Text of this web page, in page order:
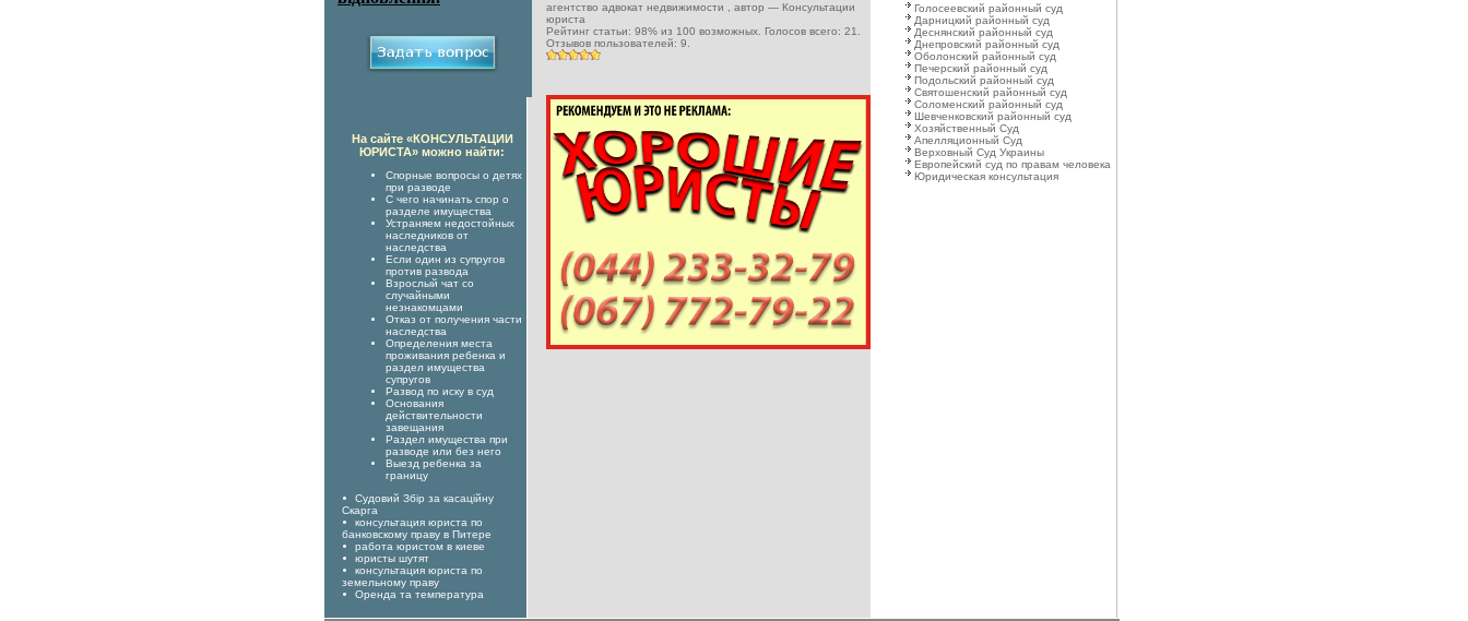
агентство адвокат недвижимости
, автор — Консультации
юриста
Рейтинг статьи: 98% из 100 возможных. Голосов всего: 21
Отзывов пользователей: 9
Голосеевский районный cуд
Дарницкий районный cуд
Деснянский районный cуд
Днепровский районный cуд
Оболонский районный суд
Печерский районный cуд
Подольский районный cуд
Святошенский районный cуд
Соломенский районный cуд
Шевченковский районный cуд
Хозяйственный Суд
Апелляционный Суд
Верховный Суд Украины
Европейский суд по правам человека
Юридическая консультация
На сайте «КОНСУЛЬТАЦИИ
ЮРИСТА» можно найти:
Спорные вопросы о детях
при разводе
С чего начинать спор о
разделе имущества
Устраняем недостойных
наследников от
наследства
Если один из супругов
против развода
Взрослый чат со
случайными
незнакомцами
Отказ от получения части
наследства
Определения места
проживания ребенка и
раздел имущества
супругов
Развод по иску в суд
Основания
действительности
завещания
Раздел имущества при
разводе или без него
Выезд ребенка за
границу
Судовий Збір за касаційну
Скарга
консультация юриста по
банковскому праву в Питере
работа юристом в киеве
юристы шутят
консультация юриста по
земельному праву
Оренда та температура